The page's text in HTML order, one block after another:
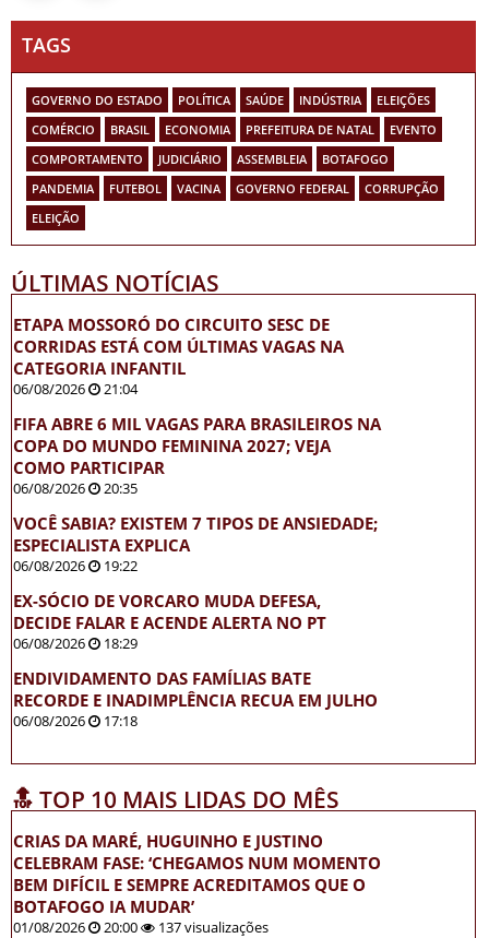
TAGS
GOVERNO DO ESTADO POLÍTICA SAÚDE INDÚSTRIA
ELEIÇÕES
COMÉRCIO
BRASIL ECONOMIA PREFEITURA DE NATAL
EVENTO
COMPORTAMENTO
JUDICIÁRIO ASSEMBLEIA
BOTAFOGO
PANDEMIA
FUTEBOL VACINA GOVERNO FEDERAL
CORRUPÇÃO
ELEIÇÃO
ÚLTIMAS NOTÍCIAS
ETAPA MOSSORÓ DO CIRCUITO SESC DE
CORRIDAS ESTÁ COM ÚLTIMAS VAGAS NA
CATEGORIA INFANTIL
06/08/2026 21:04
FIFA ABRE 6 MIL VAGAS PARA BRASILEIROS NA
COPA DO MUNDO FEMININA 2027; VEJA
COMO PARTICIPAR
06/08/2026 20:35
VOCÊ SABIA? EXISTEM 7 TIPOS DE ANSIEDADE;
ESPECIALISTA EXPLICA
06/08/2026 19:22
EX-SÓCIO DE VORCARO MUDA DEFESA,
DECIDE FALAR E ACENDE ALERTA NO PT
06/08/2026 18:29
ENDIVIDAMENTO DAS FAMÍLIAS BATE
RECORDE E INADIMPLÊNCIA RECUA EM JULHO
06/08/2026 17:18
🔝 TOP 10 MAIS LIDAS DO MÊS
CRIAS DA MARÉ, HUGUINHO E JUSTINO
CELEBRAM FASE: ‘CHEGAMOS NUM MOMENTO
BEM DIFÍCIL E SEMPRE ACREDITAMOS QUE O
BOTAFOGO IA MUDAR’
01/08/2026 20:00 137 visualizações